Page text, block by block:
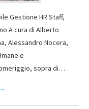
Gestione HR Staff,
A cura di Alberto
Alessandro Nocera,
e
sopra di…
→